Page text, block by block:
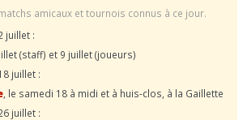
amicaux et tournois connus à ce jour.
juillet :
(staff) et 9 juillet (joueurs)
juillet :
, le samedi 18 à midi et à huis-clos, à la Gaillette
juillet :